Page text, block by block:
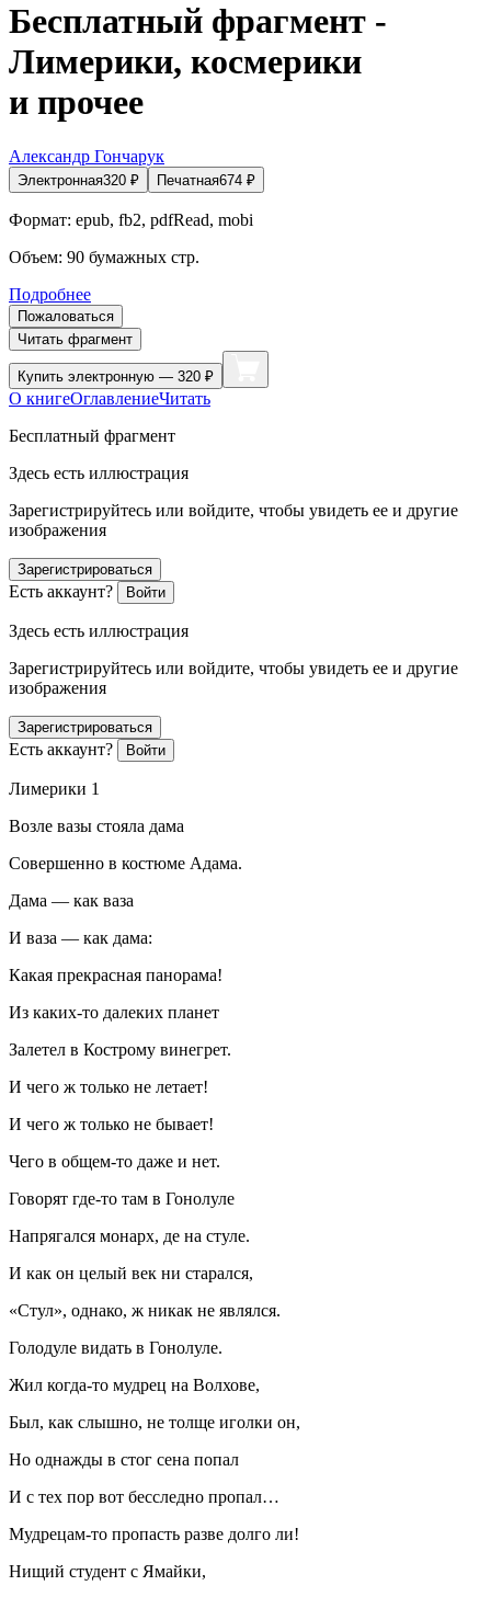
Бесплатный фрагмент -
Лимерики, космерики
и прочее
Александр Гончарук
Электронная320 ₽ Печатная674 ₽
Формат: epub, fb2, pdfRead, mobi
Объем: 90 бумажных стр.
Подробнее
Пожаловаться
Читать фрагмент
Купить электронную — 320 ₽
О книгеОглавлениеЧитать
Бесплатный фрагмент
Здесь есть иллюстрация
Зарегистрируйтесь или войдите, чтобы увидеть ее и другие
изображения
Зарегистрироваться
Есть аккаунт? Войти
Здесь есть иллюстрация
Зарегистрируйтесь или войдите, чтобы увидеть ее и другие
изображения
Зарегистрироваться
Есть аккаунт? Войти
Лимерики 1
Возле вазы стояла дама
Совершенно в костюме Адама.
Дама — как ваза
И ваза — как дама:
Какая прекрасная панорама!
Из каких-то далеких планет
Залетел в Кострому винегрет.
И чего ж только не летает!
И чего ж только не бывает!
Чего в общем-то даже и нет.
Говорят где-то там в Гонолуле
Напрягался монарх, де на стуле.
И как он целый век ни старался,
«Стул», однако, ж никак не являлся.
Голодуле видать в Гонолуле.
Жил когда-то мудрец на Волхове,
Был, как слышно, не толще иголки он,
Но однажды в стог сена попал
И с тех пор вот бесследно пропал…
Мудрецам-то пропасть разве долго ли!
Нищий студент с Ямайки,